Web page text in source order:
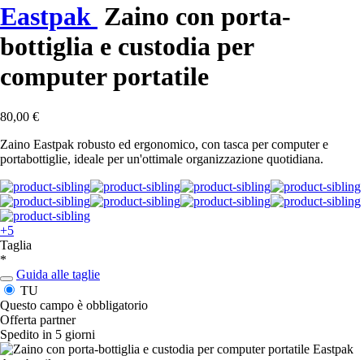
Eastpak Zaino con porta-
bottiglia e custodia per
computer portatile
80,00 €
Zaino Eastpak robusto ed ergonomico, con tasca per computer e
portabottiglie, ideale per un'ottimale organizzazione quotidiana.
+5
Taglia
*
Guida alle taglie
TU
Questo campo è obbligatorio
Offerta partner
Spedito in 5 giorni